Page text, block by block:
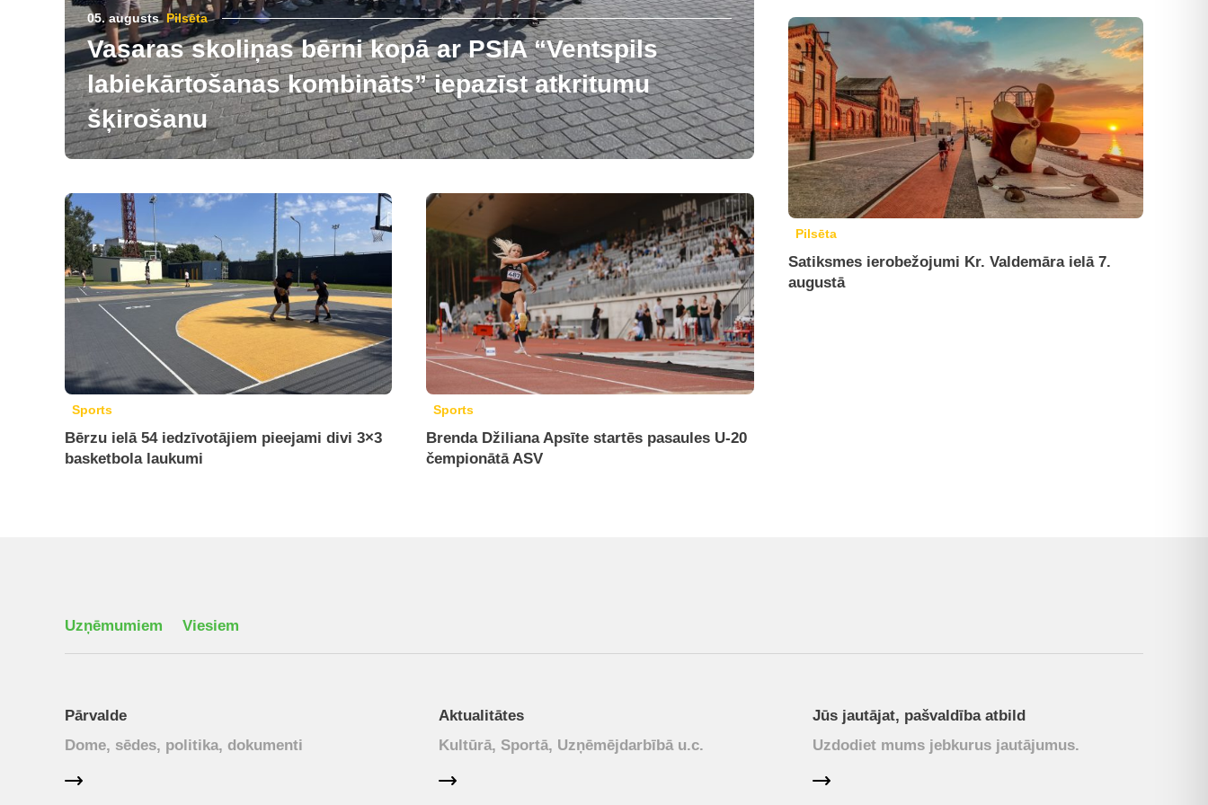
05. augusts Pilsēta
Vasaras skoliņas bērni kopā ar PSIA “Ventspils
labiekārtošanas kombināts” iepazīst atkritumu
šķirošanu
Sports
Bērzu ielā 54 iedzīvotājiem pieejami divi 3×3
basketbola laukumi
Sports
Brenda Džiliana Apsīte startēs pasaules U-20
čempionātā ASV
Pilsēta
Satiksmes ierobežojumi Kr. Valdemāra ielā 7.
augustā
Uzņēmumiem Viesiem
Pārvalde
Dome, sēdes, politika, dokumenti
Aktualitātes
Kultūrā, Sportā, Uzņēmējdarbībā u.c.
Jūs jautājat, pašvaldība atbild
Uzdodiet mums jebkurus jautājumus.